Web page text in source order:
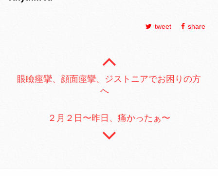
tweet share
眼瞼痙攣、顔面痙攣、ジストニアでお困りの方
へ
２月２日〜昨日、痛かったぁ〜